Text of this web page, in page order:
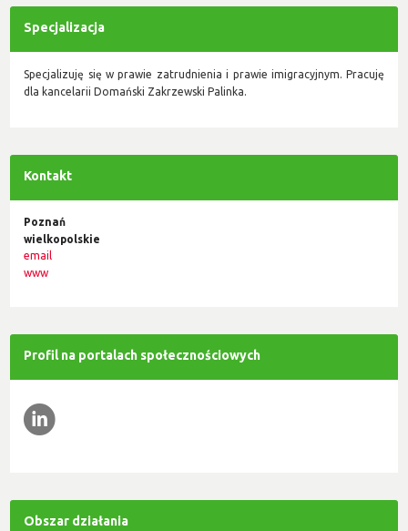
Specjalizacja
Specjalizuję się w prawie zatrudnienia i prawie imigracyjnym. Pracuję
dla kancelarii Domański Zakrzewski Palinka.
Kontakt
Poznań
wielkopolskie
email
www
Profil na portalach społecznościowych
l
Obszar działania